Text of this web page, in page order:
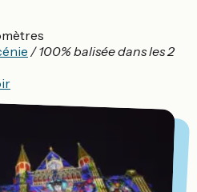
/ 100% balisée dans les 2